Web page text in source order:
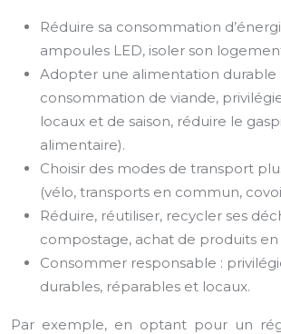
Réduire sa consommation
ampoules LED, isoler son
Adopter une alimentation durable
consommation de viande,
locaux et de saison, réduire le
alimentaire).
Choisir des modes de transport
(vélo, transports en commun,
Réduire, réutiliser, recycler ses
compostage, achat de produits en
Consommer responsable :
durables, réparables et locaux.
Par exemple, en optant pour un